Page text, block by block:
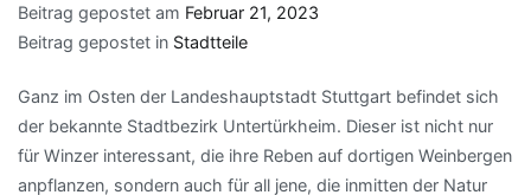
Beitrag gepostet am Februar 21, 2023
Beitrag gepostet in Stadtteile
Ganz im Osten der Landeshauptstadt Stuttgart befindet sich
der bekannte Stadtbezirk Untertürkheim. Dieser ist nicht nur
für Winzer interessant, die ihre Reben auf dortigen Weinbergen
anpflanzen, sondern auch für all jene, die inmitten der Natur